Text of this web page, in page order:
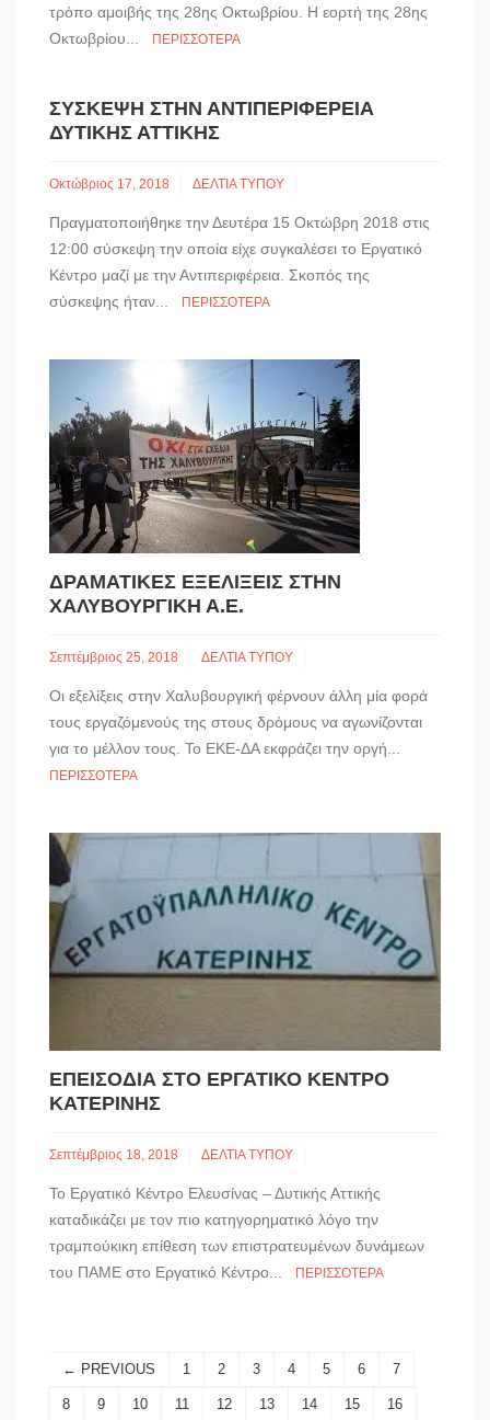
τρόπο αμοιβής της 28ης Οκτωβρίου. Η εορτή της 28ης
Οκτωβρίου...
ΠΕΡΙΣΣΌΤΕΡΑ
ΣΎΣΚΕΨΗ ΣΤΗΝ ΑΝΤΙΠΕΡΙΦΈΡΕΙΑ
ΔΥΤΙΚΉΣ ΑΤΤΙΚΉΣ
Οκτώβριος 17, 2018 ΔΕΛΤΙΑ ΤΥΠΟΥ
Πραγματοποιήθηκε την Δευτέρα 15 Οκτώβρη 2018 στις
12:00 σύσκεψη την οποία είχε συγκαλέσει το Εργατικό
Κέντρο μαζί με την Αντιπεριφέρεια. Σκοπός της
σύσκεψης ήταν...
ΠΕΡΙΣΣΌΤΕΡΑ
ΔΡΑΜΑΤΙΚΈΣ ΕΞΕΛΊΞΕΙΣ ΣΤΗΝ
ΧΑΛΥΒΟΥΡΓΙΚΉ Α.Ε.
Σεπτέμβριος 25, 2018 ΔΕΛΤΙΑ ΤΥΠΟΥ
Οι εξελίξεις στην Χαλυβουργική φέρνουν άλλη μία φορά
τους εργαζόμενούς της στους δρόμους να αγωνίζονται
για το μέλλον τους. Το ΕΚΕ-ΔΑ εκφράζει την οργή...
ΠΕΡΙΣΣΌΤΕΡΑ
ΕΠΕΙΣΌΔΙΑ ΣΤΟ ΕΡΓΑΤΙΚΌ ΚΈΝΤΡΟ
ΚΑΤΕΡΊΝΗΣ
Σεπτέμβριος 18, 2018 ΔΕΛΤΙΑ ΤΥΠΟΥ
Το Εργατικό Κέντρο Ελευσίνας – Δυτικής Αττικής
καταδικάζει με τον πιο κατηγορηματικό λόγο την
τραμπούκικη επίθεση των επιστρατευμένων δυνάμεων
του ΠΑΜΕ στο Εργατικό Κέντρο...
ΠΕΡΙΣΣΌΤΕΡΑ
← PREVIOUS 1 2 3 4 5 6 7
8 9 10 11 12 13 14 15 16